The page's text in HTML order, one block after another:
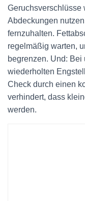
Geruchsverschlüsse
Abdeckungen
fernzuhalten.
regelmäßig warten,
begrenzen. Und:
wiederholten
Check durch einen
verhindert, dass
werden.